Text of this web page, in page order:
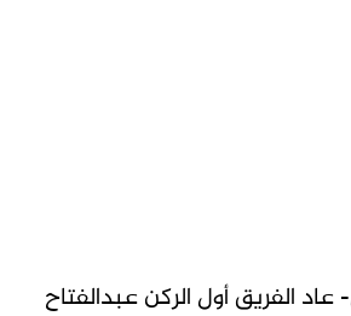
الفريق أول الركن عبدالفتاح